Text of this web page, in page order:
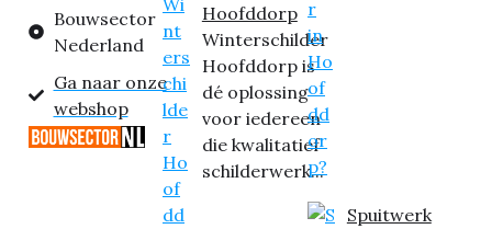
Bouwsector
Nederland
Ga naar onze
webshop
Hoofddorp
Winterschilder
Hoofddorp is
dé oplossing
voor iedereen
die kwalitatief
schilderwerk...
Spuitwerk